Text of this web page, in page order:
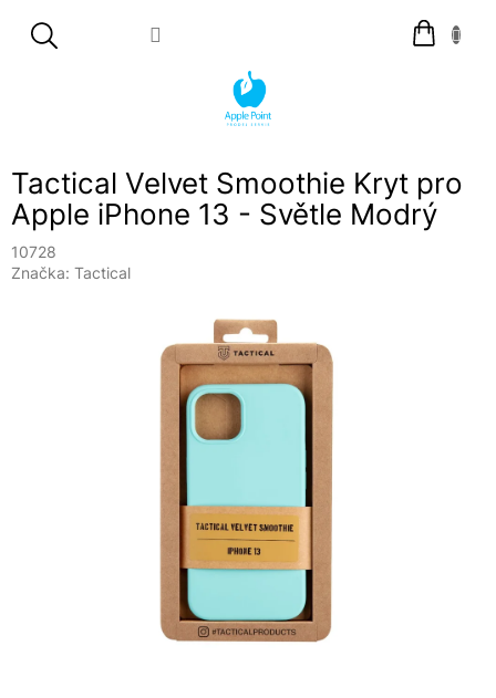
Nákupní
košík
Tactical Velvet Smoothie Kryt pro
Apple iPhone 13 - Světle Modrý
10728
Značka: Tactical